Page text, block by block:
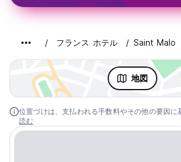
フランス ホテル Saint Malo
地図
位置づけは、支払われる手数料やその他の要因に
読む